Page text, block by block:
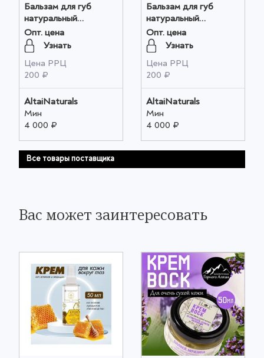
Бальзам для губ
натуральный
"ПАНТОВЫЙ"
(ТОНИЗИРУЮЩИЙ),
4,5мл оптом
Опт. цена
Узнать
Цена РРЦ
200 ₽
AltaiNaturals
Мин
4 000 ₽
Бальзам для губ
натуральный
"ОБЛЕПИХА"
(УВЛАЖНЕНИЕ),
4,5мл оптом
Опт. цена
Узнать
Цена РРЦ
200 ₽
AltaiNaturals
Мин
4 000 ₽
Все товары поставщика
Вас может заинтересовать